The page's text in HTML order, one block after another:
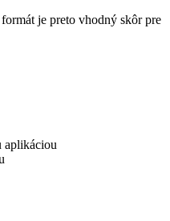
je preto vhodný skôr pre
aplikáciou